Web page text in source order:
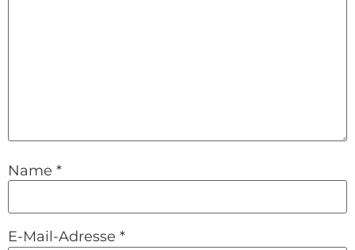
Name *
E-Mail-Adresse *